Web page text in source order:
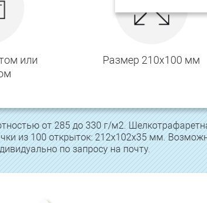
или
Размер 210х100 мм
от 285 до 330 г/м2.
из 100 открыток: 212х102х35 мм.
по запросу на почту.